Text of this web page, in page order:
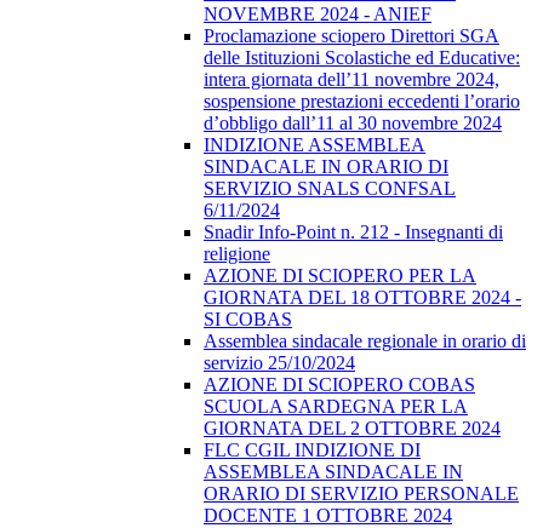
NOVEMBRE 2024 - ANIEF
Proclamazione sciopero Direttori SGA
delle Istituzioni Scolastiche ed Educative:
intera giornata dell’11 novembre 2024,
sospensione prestazioni eccedenti l’orario
d’obbligo dall’11 al 30 novembre 2024
INDIZIONE ASSEMBLEA
SINDACALE IN ORARIO DI
SERVIZIO SNALS CONFSAL
6/11/2024
Snadir Info-Point n. 212 - Insegnanti di
religione
AZIONE DI SCIOPERO PER LA
GIORNATA DEL 18 OTTOBRE 2024 -
SI COBAS
Assemblea sindacale regionale in orario di
servizio 25/10/2024
AZIONE DI SCIOPERO COBAS
SCUOLA SARDEGNA PER LA
GIORNATA DEL 2 OTTOBRE 2024
FLC CGIL INDIZIONE DI
ASSEMBLEA SINDACALE IN
ORARIO DI SERVIZIO PERSONALE
DOCENTE 1 OTTOBRE 2024